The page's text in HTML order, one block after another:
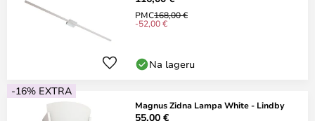
PMC168,00 €
-52,00 €
Na lageru
-16% EXTRA
Magnus Zidna Lampa White - Lindby
55,00 €